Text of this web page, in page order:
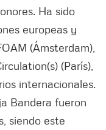
Ha sido
europeas y
(Ámsterdam),
(París),
internacionales.
Bandera fueron
siendo este